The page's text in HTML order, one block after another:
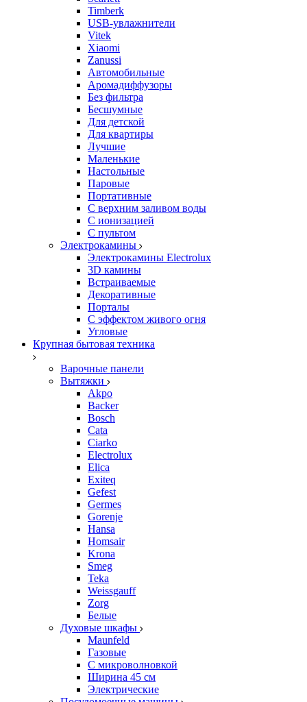
Timberk
USB-увлажнители
Vitek
Xiaomi
Zanussi
Автомобильные
Аромадиффузоры
Без фильтра
Бесшумные
Для детской
Для квартиры
Лучшие
Маленькие
Настольные
Паровые
Портативные
С верхним заливом воды
С ионизацией
С пультом
Электрокамины
Электрокамины Electrolux
3D камины
Встраиваемые
Декоративные
Порталы
С эффектом живого огня
Угловые
Крупная бытовая техника
Варочные панели
Вытяжки
Akpo
Backer
Bosch
Cata
Ciarko
Electrolux
Elica
Exiteq
Gefest
Germes
Gorenje
Hansa
Homsair
Krona
Smeg
Teka
Weissgauff
Zorg
Белые
Духовые шкафы
Maunfeld
Газовые
С микроволновкой
Ширина 45 см
Электрические